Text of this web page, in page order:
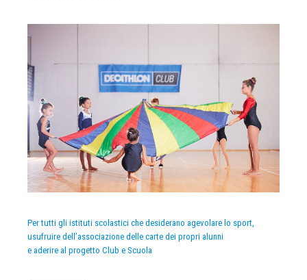
Per tutti gli istituti scolastici che desiderano agevolare lo sport,
usufruire dell’associazione delle carte dei propri alunni
e aderire al progetto Club e Scuola